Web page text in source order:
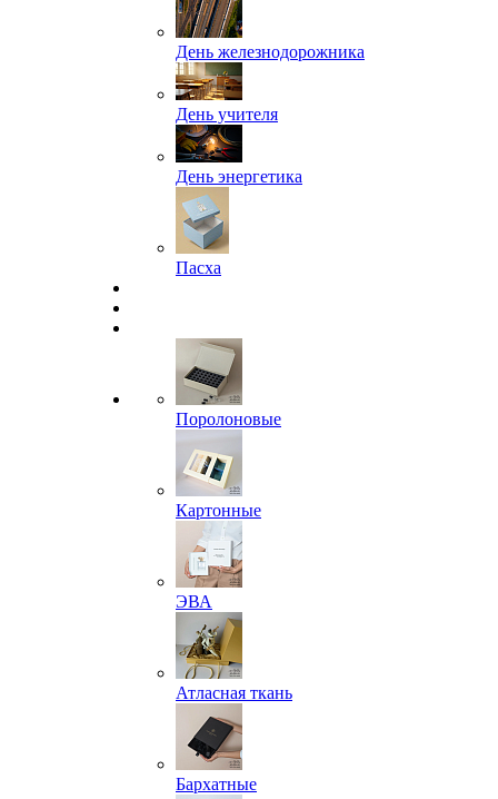
День железнодорожника
День учителя
День энергетика
Пасха
Поролоновые
Картонные
ЭВА
Атласная ткань
Бархатные